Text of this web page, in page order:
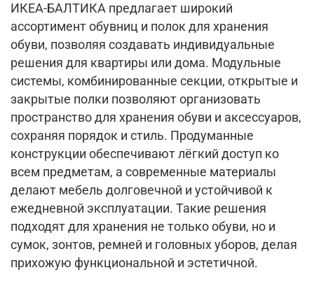
ИКЕА-БАЛТИКА предлагает широкий
ассортимент обувниц и полок для хранения
обуви, позволяя создавать индивидуальные
решения для квартиры или дома. Модульные
системы, комбинированные секции, открытые и
закрытые полки позволяют организовать
пространство для хранения обуви и аксессуаров,
сохраняя порядок и стиль. Продуманные
конструкции обеспечивают лёгкий доступ ко
всем предметам, а современные материалы
делают мебель долговечной и устойчивой к
ежедневной эксплуатации. Такие решения
подходят для хранения не только обуви, но и
сумок, зонтов, ремней и головных уборов, делая
прихожую функциональной и эстетичной.